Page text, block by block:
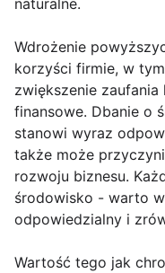
naturalne.
Wdrożenie
korzyści firmie, w
zwiększenie
finansowe. Dbanie o
stanowi wyraz
także może
rozwoju biznesu.
środowisko - warto
odpowiedzialny i
Wartość tego jak